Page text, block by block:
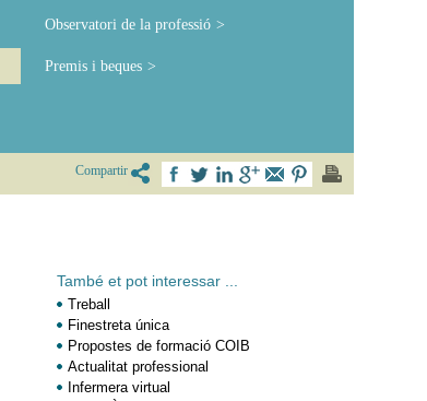
Observatori de la professió
Premis i beques
Compartir
També et pot interessar ...
Treball
Finestreta única
Propostes de formació COIB
Actualitat professional
Infermera virtual